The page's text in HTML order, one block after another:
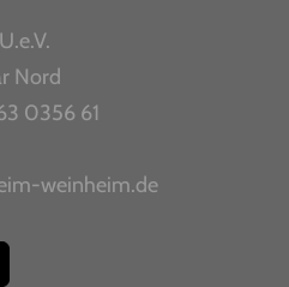
Nord
0356 61
weinheim.de